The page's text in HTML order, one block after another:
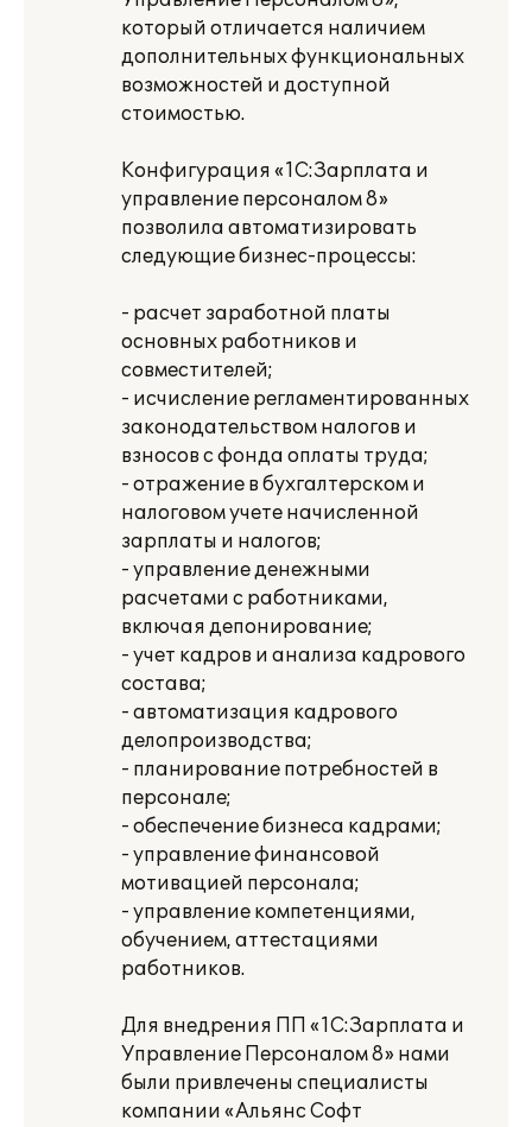
который отличается наличием
дополнительных функциональных
возможностей и доступной
стоимостью.
Конфигурация «1С:Зарплата и
управление персоналом 8»
позволила автоматизировать
следующие бизнес-процессы:
- расчет заработной платы
основных работников и
совместителей;
- исчисление регламентированных
законодательством налогов и
взносов с фонда оплаты труда;
- отражение в бухгалтерском и
налоговом учете начисленной
зарплаты и налогов;
- управление денежными
расчетами с работниками,
включая депонирование;
- учет кадров и анализа кадрового
состава;
- автоматизация кадрового
делопроизводства;
- планирование потребностей в
персонале;
- обеспечение бизнеса кадрами;
- управление финансовой
мотивацией персонала;
- управление компетенциями,
обучением, аттестациями
работников.
Для внедрения ПП «1С:Зарплата и
Управление Персоналом 8» нами
были привлечены специалисты
компании «Альянс Софт